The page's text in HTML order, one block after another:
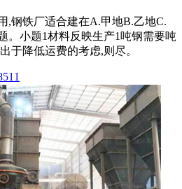
,钢铁厂适合建在A.甲地B.乙地C.
。小题1材料反映生产1吨钢需要吨
于降低运费的考虑,则尽。